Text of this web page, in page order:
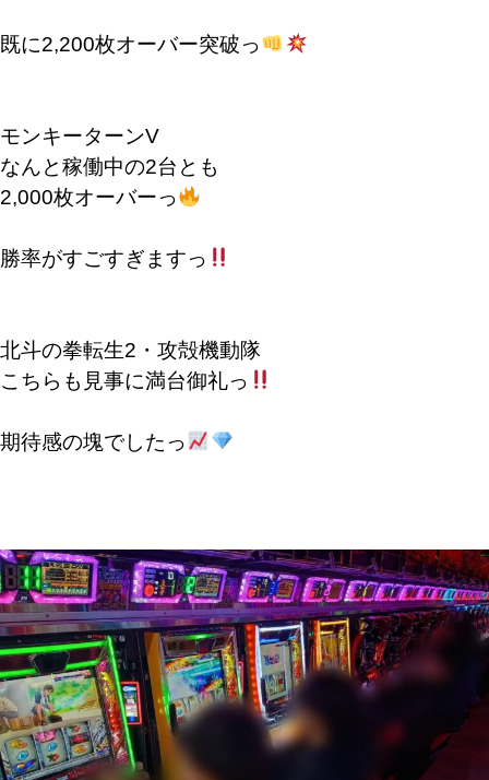
既に2,200枚オーバー突破っ
モンキーターンV
なんと稼働中の2台とも
2,000枚オーバーっ
勝率がすごすぎますっ
北斗の拳転生2・攻殻機動隊
こちらも見事に満台御礼っ
期待感の塊でしたっ